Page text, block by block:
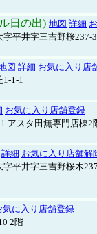
日の出) 地図 詳細
平井字三吉野桜237-3
図 詳細 お気に入り店
1-1-1
お気に入り店舗登録
アスタ田無専門店棟2
詳細 お気に入り店舗解
字平井字三吉野桜木
気に入り店舗登録
2階